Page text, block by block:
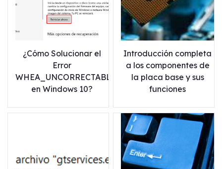
¿Cómo Solucionar el
Error
WHEA_UNCORRECTABLE_ERROR
en Windows 10?
Introducción completa
a los componentes de
la placa base y sus
funciones